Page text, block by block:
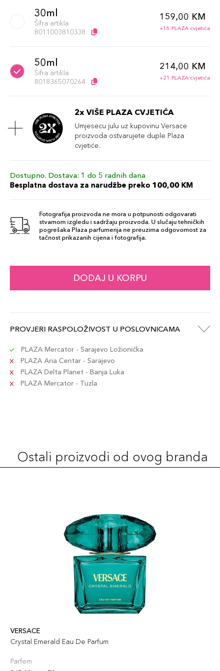
30ml
Šifra artikla
8011003810338
159,00 KM
+16 PLAZA cvjetića
50ml
Šifra artikla
8018365070264
214,00 KM
+21 PLAZA cvjetića
2x VIŠE PLAZA CVJETIĆA
Umjesecu julu uz kupovinu Versace
proizvoda ostvarujete duple Plaza
cvjetiće.
Dostupno. Dostava: 1 do 5 radnih dana
Besplatna dostava za narudžbe preko 100,00 KM
Fotografija proizvoda ne mora u potpunosti odgovarati
stvarnom izgledu i sadržaju proizvoda. U slučaju tehničkih
pogrešaka Plaza parfumerija ne preuzima odgovornost za
tačnost prikazanih cijena i fotografija.
DODAJ U KORPU
PROVJERI RASPOLOŽIVOST U POSLOVNICAMA
PLAZA Mercator - Sarajevo Ložionička
PLAZA Aria Centar - Sarajevo
PLAZA Delta Planet - Banja Luka
PLAZA Mercator - Tuzla
Ostali proizvodi od ovog branda
VERSACE
Crystal Emerald Eau De Parfum
Parfem